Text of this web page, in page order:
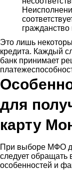
гражданство
Это лишь
кредита. Каждый
банк принимает
для
карту
При выборе МФО
следует обращать
особенностей и